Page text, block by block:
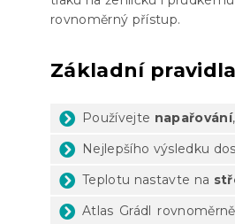
rovnoměrný přístup.
Základní
Používejte napařování
Nejlepšího výsledku
Teplotu nastavte na
Atlas Grádl